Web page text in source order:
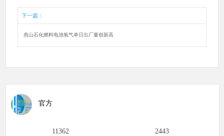
下一篇：
燕山石化燃料电池氢气单日出厂量创新高
官方
11362 2443